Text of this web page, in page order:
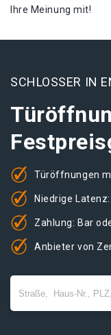
Ihre Meinung mit!
SCHLOSSER IN
Türöffnungen
Niedrige
Zahlung: Bar
Anbieter von